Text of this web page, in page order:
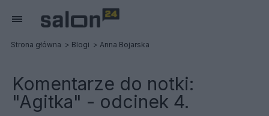
Strona główna Blogi Anna Bojarska
Komentarze do notki:
"Agitka" - odcinek 4.